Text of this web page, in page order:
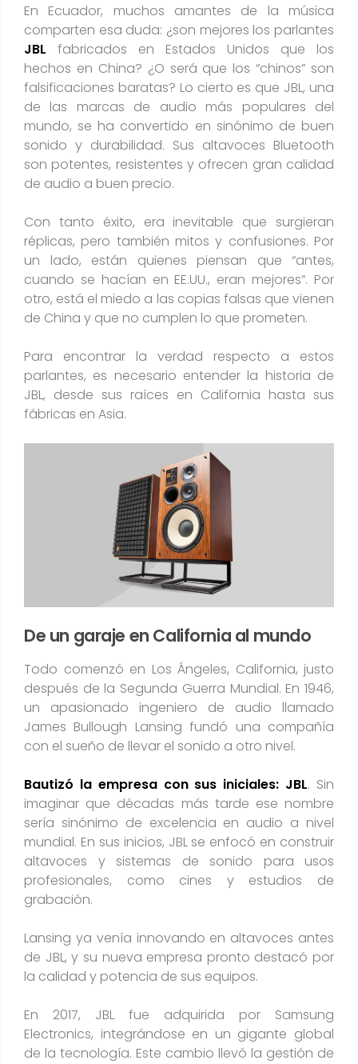
En Ecuador, muchos amantes de la música
comparten esa duda: ¿son mejores los parlantes
JBL fabricados en Estados Unidos que los
hechos en China? ¿O será que los “chinos” son
falsificaciones baratas? Lo cierto es que JBL, una
de las marcas de audio más populares del
mundo, se ha convertido en sinónimo de buen
sonido y durabilidad. Sus altavoces Bluetooth
son potentes, resistentes y ofrecen gran calidad
de audio a buen precio​.
Con tanto éxito, era inevitable que surgieran
réplicas, pero también mitos y confusiones. Por
un lado, están quienes piensan que “antes,
cuando se hacían en EE.UU., eran mejores”. Por
otro, está el miedo a las copias falsas que vienen
de China y que no cumplen lo que prometen​.
Para encontrar la verdad respecto a estos
parlantes, es necesario entender la historia de
JBL, desde sus raíces en California hasta sus
fábricas en Asia.
De un garaje en California al mundo
Todo comenzó en Los Ángeles, California, justo
después de la Segunda Guerra Mundial. En 1946,
un apasionado ingeniero de audio llamado
James Bullough Lansing fundó una compañía
con el sueño de llevar el sonido a otro nivel​.
Bautizó la empresa con sus iniciales: JBL. Sin
imaginar que décadas más tarde ese nombre
sería sinónimo de excelencia en audio a nivel
mundial. En sus inicios, JBL se enfocó en construir
altavoces y sistemas de sonido para usos
profesionales, como cines y estudios de
grabación​.
Lansing ya venía innovando en altavoces antes
de JBL, y su nueva empresa pronto destacó por
la calidad y potencia de sus equipos.
En 2017, JBL fue adquirida por Samsung
Electronics​, integrándose en un gigante global
de la tecnología. Este cambio llevó la gestión de